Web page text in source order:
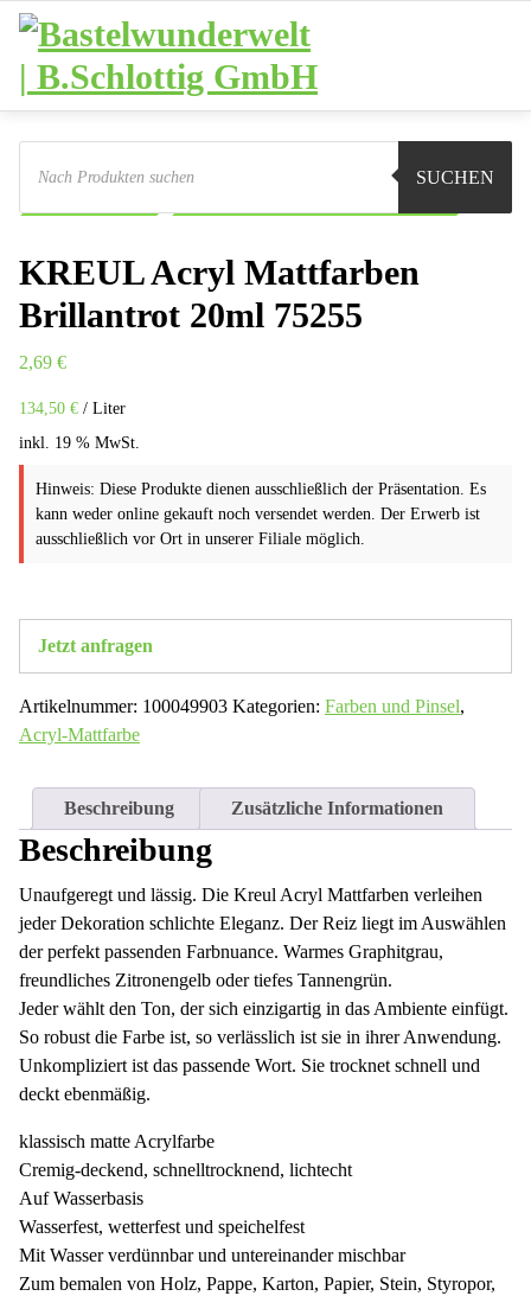
Zum
Inhalt
springen
Products
search
SUCHEN
Sie sind hier:
Farben und Pinsel
KREUL Acryl Mattfarben
Brillantrot 20ml 75255
2,69 €
134,50 € / Liter
inkl. 19 % MwSt.
Hinweis: Diese Produkte dienen ausschließlich der Präsentation. Es
kann weder online gekauft noch versendet werden. Der Erwerb ist
ausschließlich vor Ort in unserer Filiale möglich.
Jetzt anfragen
Artikelnummer: 100049903 Kategorien: Farben und Pinsel,
Acryl-Mattfarbe
Beschreibung Zusätzliche Informationen
Beschreibung
Unaufgeregt und lässig. Die Kreul Acryl Mattfarben verleihen
jeder Dekoration schlichte Eleganz. Der Reiz liegt im Auswählen
der perfekt passenden Farbnuance. Warmes Graphitgrau,
freundliches Zitronengelb oder tiefes Tannengrün.
Jeder wählt den Ton, der sich einzigartig in das Ambiente einfügt.
So robust die Farbe ist, so verlässlich ist sie in ihrer Anwendung.
Unkompliziert ist das passende Wort. Sie trocknet schnell und
deckt ebenmäßig.
klassisch matte Acrylfarbe
Cremig-deckend, schnelltrocknend, lichtecht
Auf Wasserbasis
Wasserfest, wetterfest und speichelfest
Mit Wasser verdünnbar und untereinander mischbar
Zum bemalen von Holz, Pappe, Karton, Papier, Stein, Styropor,